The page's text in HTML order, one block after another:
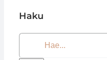
Haku
...